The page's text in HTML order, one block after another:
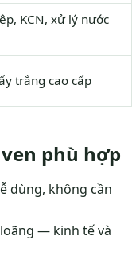
KCN, xử lý nước
trắng cao cấp
phù hợp
dùng, không cần
loãng — kinh tế và